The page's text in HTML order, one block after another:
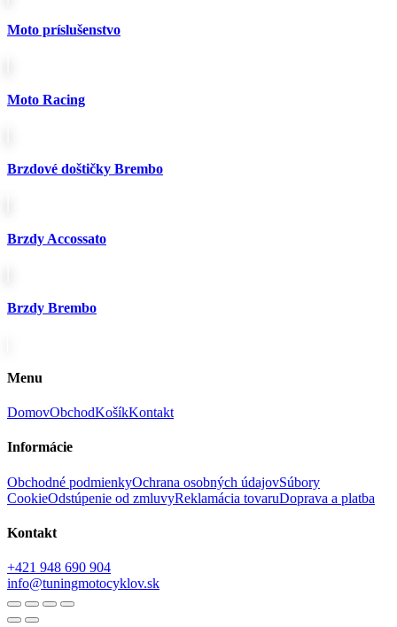
Moto príslušenstvo
Moto Racing
Brzdové doštičky Brembo
Brzdy Accossato
Brzdy Brembo
Menu
DomovObchodKošíkKontakt
Informácie
Obchodné podmienkyOchrana osobných údajovSúbory
CookieOdstúpenie od zmluvyReklamácia tovaruDoprava a platba
Kontakt
+421 948 690 904
info@tuningmotocyklov.sk